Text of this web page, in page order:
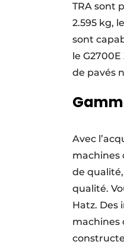
TRA sont
2.595 kg,
sont
le
de pavés
Avec
machines
de
qualité.
Hatz. Des
machines